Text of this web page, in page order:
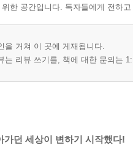
한 공간입니다. 독자들에게 전하
을 거쳐 이 곳에 게재됩니다.
는 리뷰 쓰기를, 책에 대한 문의는
가던 세상이 변하기 시작했다!